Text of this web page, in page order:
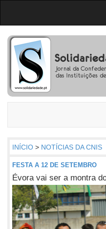
INÍCIO > NOTÍCIAS DA CNIS
FESTA A 12 DE SETEMBRO
Évora vai ser a montra